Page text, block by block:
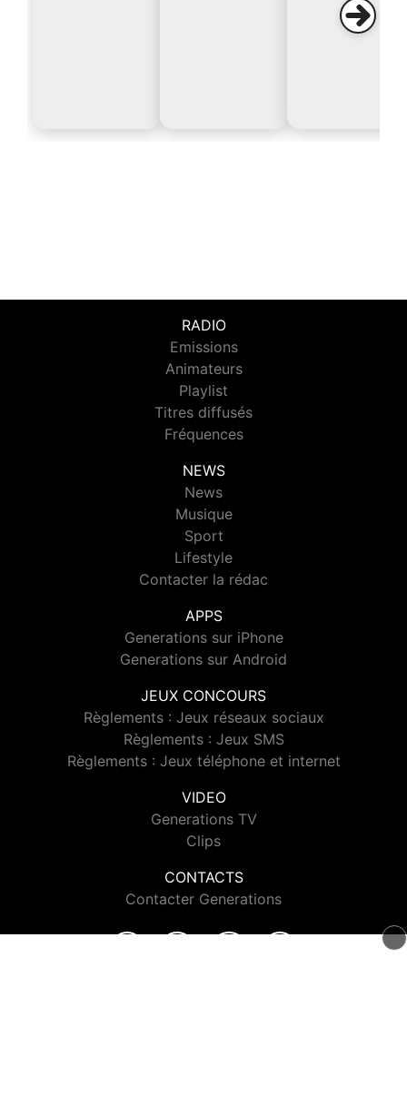
RADIO
Emissions
Animateurs
Playlist
Titres diffusés
Fréquences
NEWS
News
Musique
Sport
Lifestyle
Contacter la rédac
APPS
Generations sur iPhone
Generations sur Android
JEUX CONCOURS
Règlements : Jeux réseaux sociaux
Règlements : Jeux SMS
Règlements : Jeux téléphone et internet
VIDEO
Generations TV
Clips
CONTACTS
Contacter Generations